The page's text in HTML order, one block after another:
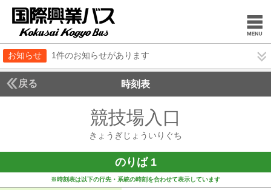
お知らせ 1件のお知らせがあります
戻る 時刻表
競技場入口
きょうぎじょういりぐち
のりば 1
※時刻表は以下の行先・系統の時刻を合わせて表示しています